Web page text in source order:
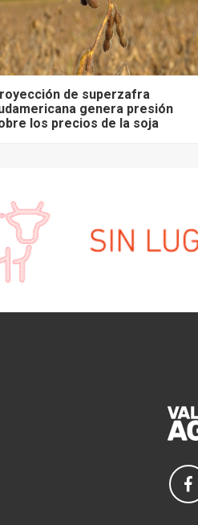
de superzafra
genera presión
los precios de la soja